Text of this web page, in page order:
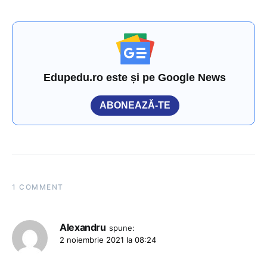
Edupedu.ro este și pe Google News
ABONEAZĂ-TE
1 COMMENT
Alexandru spune:
2 noiembrie 2021 la 08:24